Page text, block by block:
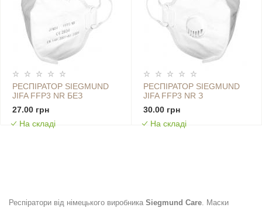
РЕСПІРАТОР SIEGMUND
JIFA FFP3 NR БЕЗ
КЛАПАНУ
27.00 грн
На складі
РЕСПІРАТОР SIEGMUND
JIFA FFP3 NR З
КЛАПАНОМ
30.00 грн
На складі
Респіратори від німецького виробника Siegmund Care. Маски